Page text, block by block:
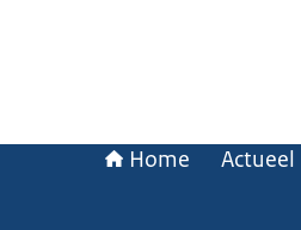
Home Actueel